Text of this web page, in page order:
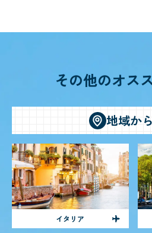
その他のオス
地域か
イタリア